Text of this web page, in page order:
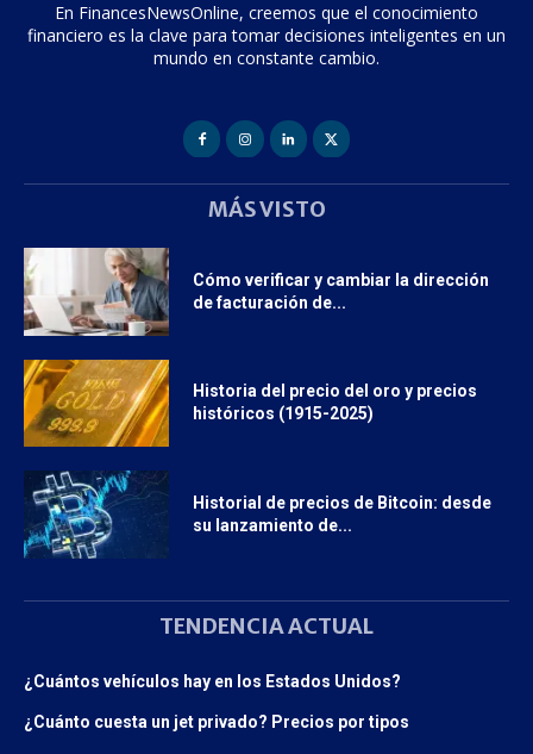
En FinancesNewsOnline, creemos que el conocimiento
financiero es la clave para tomar decisiones inteligentes en un
mundo en constante cambio.
MÁS VISTO
Cómo verificar y cambiar la dirección
de facturación de...
Historia del precio del oro y precios
históricos (1915-2025)
Historial de precios de Bitcoin: desde
su lanzamiento de...
TENDENCIA ACTUAL
¿Cuántos vehículos hay en los Estados Unidos?
¿Cuánto cuesta un jet privado? Precios por tipos